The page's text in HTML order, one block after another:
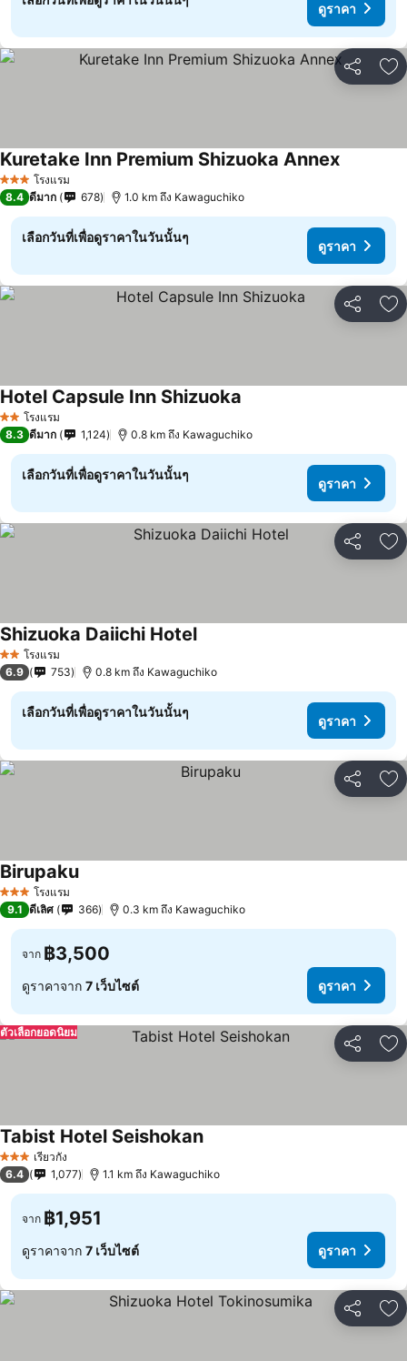
ดูราคา
แชร์ เ
3 ดาว โรงแรม
Kuretake Inn Premium Shizuoka Annexดูราคา
8.4 ดีมาก 678 1.0 km ถึง Kawaguchiko
เลือกวันที่เพื่อดูราคาในวันนั้นๆ
ดูราคา
แชร์ เ
2 ดาวโรงแรม
Hotel Capsule Inn Shizuoka
8.3 ดีมาก 1,124 0.8 km ถึง Kawaguchiko
เลือกวันที่เพื่อดูราคาในวันนั้นๆ
ดูราคา
แชร์ เ
2 ดาวโรงแรม
Shizuoka Daiichi Hotelดูราคา
6.9 753 0.8 km ถึง Kawaguchiko
เลือกวันที่เพื่อดูราคาในวันนั้นๆ
ดูราคา
แชร์ เ
3 ดาว โรงแรม
Birupakuดูราคา
9.1 ดีเลิศ 366 0.3 km ถึง Kawaguchiko
จาก ฿3,500
ดูราคาจาก 7 เว็บไซต์ ดูราคา
แชร์ เ
ตัวเลือกยอดนิยม
3 ดาว เรียวกัง
Tabist Hotel Seishokanดูราคา
6.4 1,077 1.1 km ถึง Kawaguchiko
จาก ฿1,951
ดูราคาจาก 7 เว็บไซต์ ดูราคา
แชร์ เ